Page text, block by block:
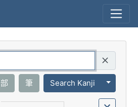
部 筆 Search Kanji
Toggle